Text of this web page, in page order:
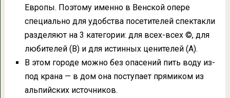
Европы. Поэтому именно в Венской опере
специально для удобства посетителей спектакли
разделяют на 3 категории: для всех-всех ©, для
любителей (В) и для истинных ценителей (А).
В этом городе можно без опасений пить воду из-
под крана — в дом она поступает прямиком из
альпийских источников.